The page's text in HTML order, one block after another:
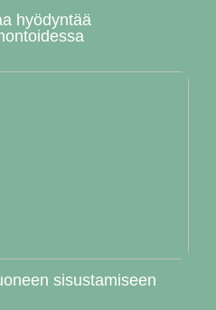
hyödyntää
sisustamiseen